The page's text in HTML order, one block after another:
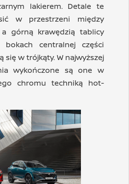
lakierem. Detale te
w przestrzeni między
górną krawędzią tablicy
bokach centralnej części
się w trójkąty. W najwyższej
wykończone są one w
chromu techniką hot-